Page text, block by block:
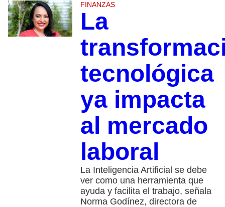
FINANZAS
La
tecnológica
ya impacta
al mercado
laboral
La Inteligencia Artificial se debe
ver como una herramienta que
ayuda y facilita el trabajo, señala
Norma Godínez, directora de